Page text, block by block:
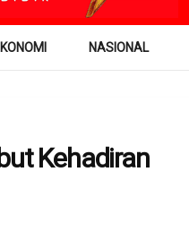
NASIONAL
Kehadiran